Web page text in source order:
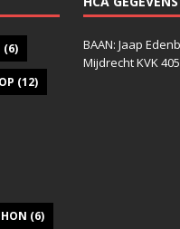
(6)
(12)
(6)
BAAN: Jaap
Mijdrecht KVK